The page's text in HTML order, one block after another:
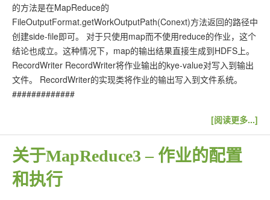
的方法是在MapReduce的
FileOutputFormat.getWorkOutputPath(Conext)方法返回的路径中
创建side-file即可。 对于只使用map而不使用reduce的作业，这个
结论也成立。这种情况下，map的输出结果直接生成到HDFS上。
RecordWriter RecordWriter将作业输出的kye-value对写入到输出
文件。 RecordWriter的实现类将作业的输出写入到文件系统。
#############
[阅读更多...]
关于MapReduce3 – 作业的配置
和执行